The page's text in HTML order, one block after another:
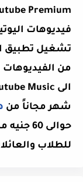
فيديوهات
تشغيل تطبيق
من الفيديوهات
شهر مجاناً من
حوالى
للطلاب